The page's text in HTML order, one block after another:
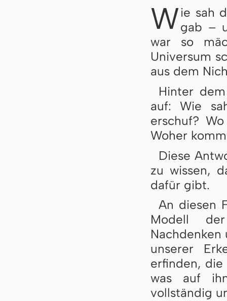
W ie sah
gab –
war so
Universum
aus dem
Hinter
auf: Wie
erschuf?
Woher
Diese
zu wissen,
dafür gibt.
An diesen
Modell
unserer
erfinden,
was auf
vollständig